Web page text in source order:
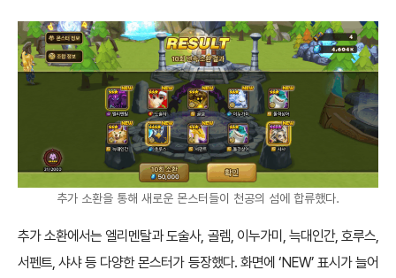
추가 소환을 통해 새로운 몬스터들이 천공의 섬에 합류했다.
추가 소환에서는 엘리멘탈과 도술사, 골렘, 이누가미, 늑대인간, 호루스,
서펜트, 샤샤 등 다양한 몬스터가 등장했다. 화면에 ‘NEW’ 표시가 늘어